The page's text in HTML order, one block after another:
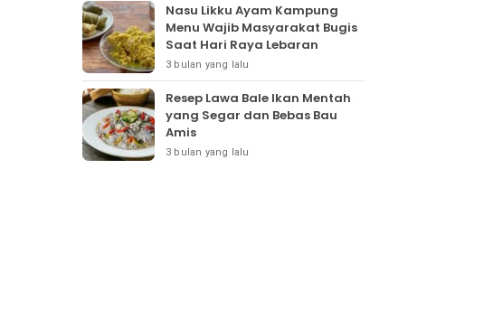
Nasu Likku Ayam Kampung
Menu Wajib Masyarakat Bugis
Saat Hari Raya Lebaran
3 bulan yang lalu
Resep Lawa Bale Ikan Mentah
yang Segar dan Bebas Bau
Amis
3 bulan yang lalu